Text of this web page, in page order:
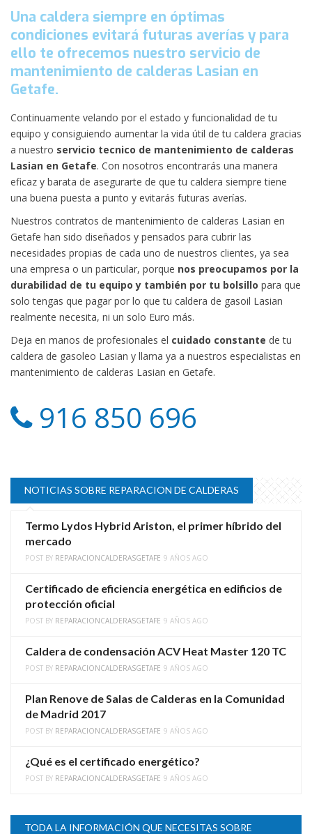
Una caldera siempre en óptimas
condiciones evitará futuras averías y para
ello te ofrecemos nuestro servicio de
mantenimiento de calderas Lasian en
Getafe.
Continuamente velando por el estado y funcionalidad de tu
equipo y consiguiendo aumentar la vida útil de tu caldera gracias
a nuestro servicio tecnico de mantenimiento de calderas
Lasian en Getafe. Con nosotros encontrarás una manera
eficaz y barata de asegurarte de que tu caldera siempre tiene
una buena puesta a punto y evitarás futuras averías.
Nuestros contratos de mantenimiento de calderas Lasian en
Getafe han sido diseñados y pensados para cubrir las
necesidades propias de cada uno de nuestros clientes, ya sea
una empresa o un particular, porque nos preocupamos por la
durabilidad de tu equipo y también por tu bolsillo para que
solo tengas que pagar por lo que tu caldera de gasoil Lasian
realmente necesita, ni un solo Euro más.
Deja en manos de profesionales el cuidado constante de tu
caldera de gasoleo Lasian y llama ya a nuestros especialistas en
mantenimiento de calderas Lasian en Getafe.
916 850 696
NOTICIAS SOBRE REPARACION DE CALDERAS
Termo Lydos Hybrid Ariston, el primer híbrido del
mercado
POST BY REPARACIONCALDERASGETAFE 9 AÑOS AGO
Certificado de eficiencia energética en edificios de
protección oficial
POST BY REPARACIONCALDERASGETAFE 9 AÑOS AGO
Caldera de condensación ACV Heat Master 120 TC
POST BY REPARACIONCALDERASGETAFE 9 AÑOS AGO
Plan Renove de Salas de Calderas en la Comunidad
de Madrid 2017
POST BY REPARACIONCALDERASGETAFE 9 AÑOS AGO
¿Qué es el certificado energético?
POST BY REPARACIONCALDERASGETAFE 9 AÑOS AGO
TODA LA INFORMACIÓN QUE NECESITAS SOBRE